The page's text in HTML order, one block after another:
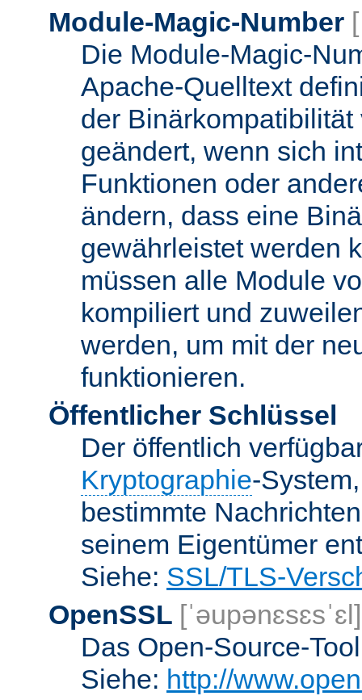
Module-Magic-Number
Die Module-Magic-
Apache-Quelltext
der
geändert, wenn sich
Funktionen oder
ändern, dass eine
gewährleistet werden
müssen alle Module
kompiliert und
werden, um mit der
funktionieren.
Öffentlicher Schlüssel
Der öffentlich
Kryptographie-
bestimmte
seinem Eigentümer
Siehe: SSL/TLS-
OpenSSL [ˈəupənɛsɛsˈɛl]
Das Open-Source-
Siehe: http://